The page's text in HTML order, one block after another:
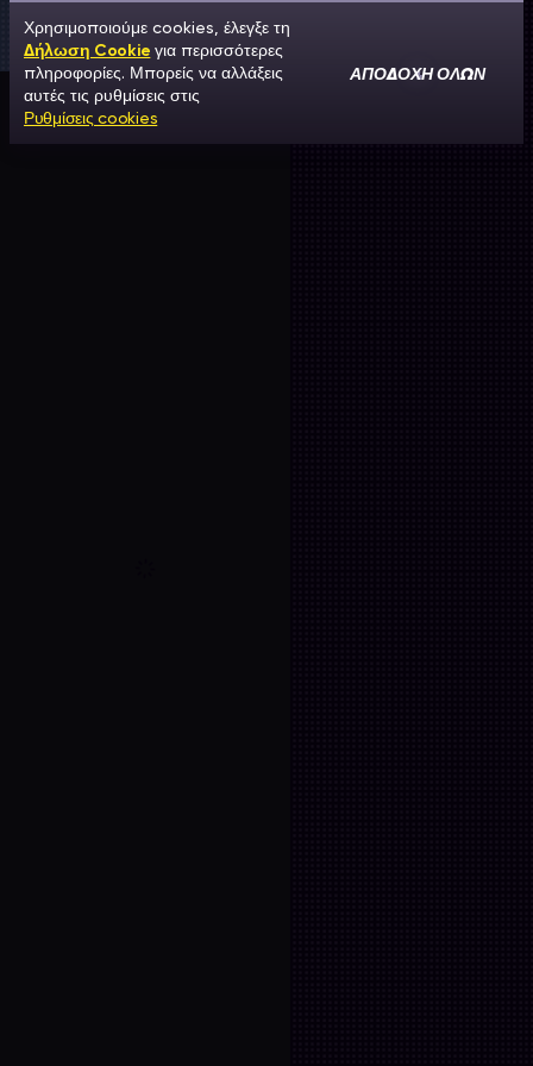
Χρησιμοποιούμε cookies, έλεγξε τη
Δήλωση Cookie για περισσότερες
πληροφορίες. Μπορείς να αλλάξεις
αυτές τις ρυθμίσεις στις
Ρυθμίσεις cookies
ΑΠΟΔΟΧΉ ΌΛΩΝ